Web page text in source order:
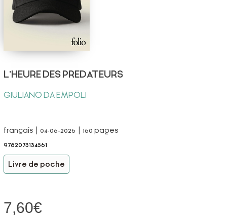
L'HEURE DES PREDATEURS
GIULIANO DA EMPOLI
français | 04-06-2026 | 160 pages
9782073134561
Livre de poche
7,60€